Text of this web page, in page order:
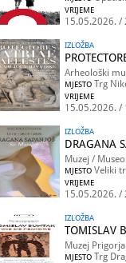
VRIJEME
15.05.2026. /
IZLOŽBA
Arheološki
MJESTO Trg
VRIJEME
15.05.2026. /
IZLOŽBA
DRAGANA
Muzej /
MJESTO Veliki
VRIJEME
15.05.2026. /
IZLOŽBA
TOMISLAV
Muzej Prigorja
MJESTO Trg